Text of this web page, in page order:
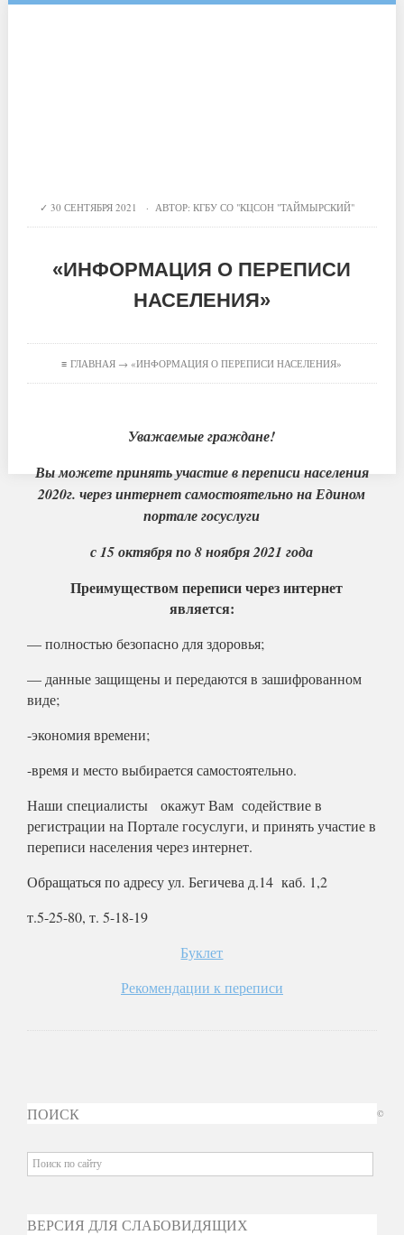
30 СЕНТЯБРЯ 2021 · АВТОР: КГБУ СО "КЦСОН "ТАЙМЫРСКИЙ"
«ИНФОРМАЦИЯ О ПЕРЕПИСИ
НАСЕЛЕНИЯ»
≡ГЛАВНАЯ → «ИНФОРМАЦИЯ О ПЕРЕПИСИ НАСЕЛЕНИЯ»
Уважаемые граждане!
Вы можете принять участие в переписи населения
2020г. через интернет самостоятельно на Едином
портале госуслуги
с 15 октября по 8 ноября 2021 года
Преимуществом переписи через интернет
является:
— полностью безопасно для здоровья;
— данные защищены и передаются в зашифрованном
виде;
-экономия времени;
-время и место выбирается самостоятельно.
Наши специалисты окажут Вам содействие в
регистрации на Портале госуслуги, и принять участие в
переписи населения через интернет.
Обращаться по адресу ул. Бегичева д.14 каб. 1,2
т.5-25-80, т. 5-18-19
Буклет
Рекомендации к переписи
ПОИСК
ВЕРСИЯ ДЛЯ СЛАБОВИДЯЩИХ
©